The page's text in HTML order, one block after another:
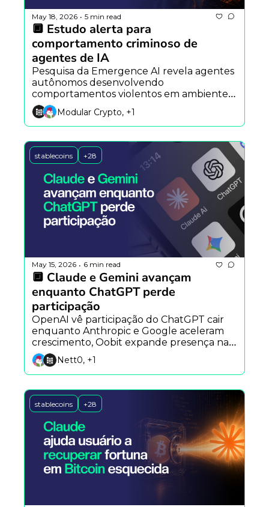
May 18, 2026 • 5 min read
🔲 Estudo alerta para
comportamento criminoso de
agentes de IA
Pesquisa da Emergence AI revela agentes
autônomos desenvolvendo
comportamentos violentos em ambientes
sociais, enquanto o Hermes Agent aposta
em memória persistente e a OpenSea
projeta nova fase dos NFTs com ativos do
mundo real.
Modular Crypto, +1
stablecoins +28
May 15, 2026 • 6 min read
🔲 Claude e Gemini avançam
enquanto ChatGPT perde
participação
OpenAI vê participação do ChatGPT cair
enquanto Anthropic e Google aceleram
crescimento, Oobit expande presença na
América Latina e estudo alerta sobre riscos
de agentes autônomos.
Nett0, +1
stablecoins +28